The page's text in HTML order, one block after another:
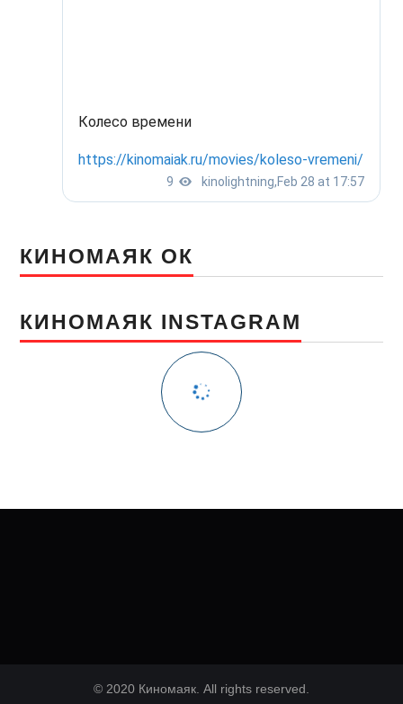
КИНОМАЯК ОК
КИНОМАЯК INSTAGRAM
© 2020 Киномаяк. All rights reserved.